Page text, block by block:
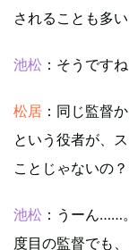
されることも多
池松 ：そうです
松居 ：同じ監督
という役者が、
ことじゃないの？
池松 ：うーん……
度目の監督でも